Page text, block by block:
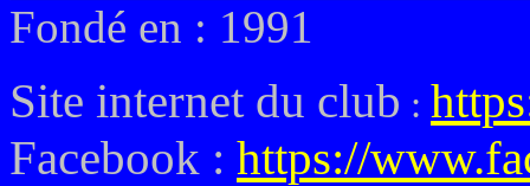
Fondé en : 1991
Site internet du club :
Facebook : https://